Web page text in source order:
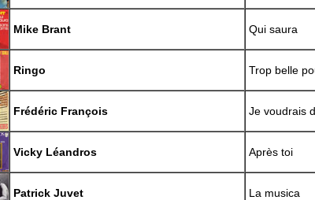
Mike Brant Qui saura
Ringo Trop belle
Frédéric François Je voudrais
Vicky Léandros Après toi
Patrick Juvet La musica